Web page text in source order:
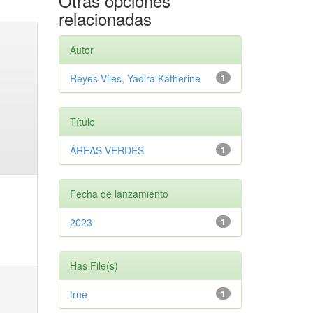
relacionadas
Autor
1
Reyes Viles, Yadira Katherine
Título
1
ÁREAS VERDES
Fecha de lanzamiento
1
2023
Has File(s)
1
true